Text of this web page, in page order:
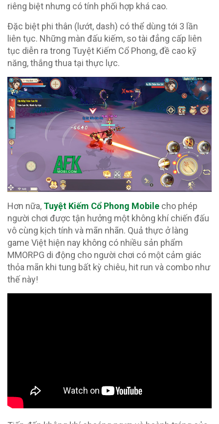
riêng biệt nhưng có tính phối hợp khá cao.
Đặc biệt phi thân (lướt, dash) có thể dùng tới 3 lần
liên tục. Những màn đấu kiếm, so tài đẳng cấp liên
tục diễn ra trong Tuyệt Kiếm Cổ Phong, đề cao kỹ
năng, thắng thua tại thực lực.
Hơn nữa, Tuyệt Kiếm Cổ Phong Mobile cho phép
người chơi được tận hưởng một không khí chiến đấu
vô cùng kịch tính và mãn nhãn. Quả thực ở làng
game Việt hiện nay không có nhiều sản phẩm
MMORPG di động cho người chơi có một cảm giác
thỏa mãn khi tung bất kỳ chiêu, hit run và combo như
thế này!